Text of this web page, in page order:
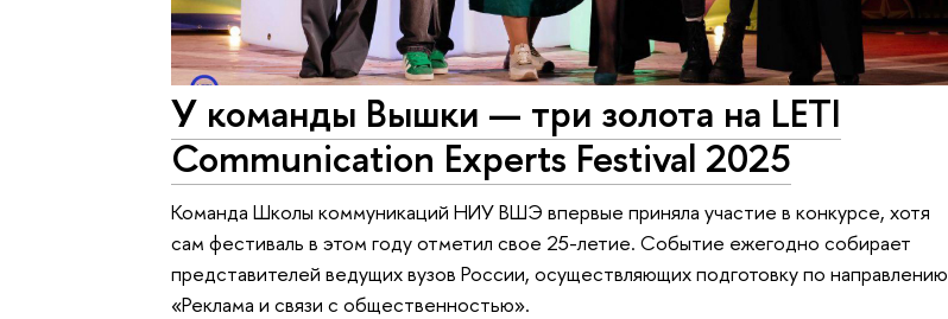
У команды Вышки — три золота на LETI
Communication Experts Festival 2025
Команда Школы коммуникаций НИУ ВШЭ впервые приняла участие в конкурсе, хотя
сам фестиваль в этом году отметил свое 25-летие. Событие ежегодно собирает
представителей ведущих вузов России, осуществляющих подготовку по направлению
«Реклама и связи с общественностью».